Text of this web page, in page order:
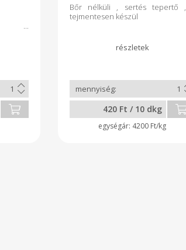
Bőr nélküli , sertés tepertő ,
tejmentesen készül
420 Ft / 10 dkg
4200 Ft/kg